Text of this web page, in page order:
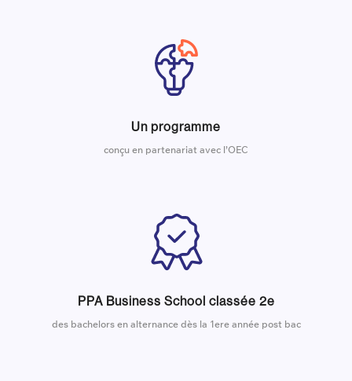
Un programme
conçu en partenariat avec l’OEC
PPA Business School classée 2e
des bachelors en alternance dès la 1ere année post bac